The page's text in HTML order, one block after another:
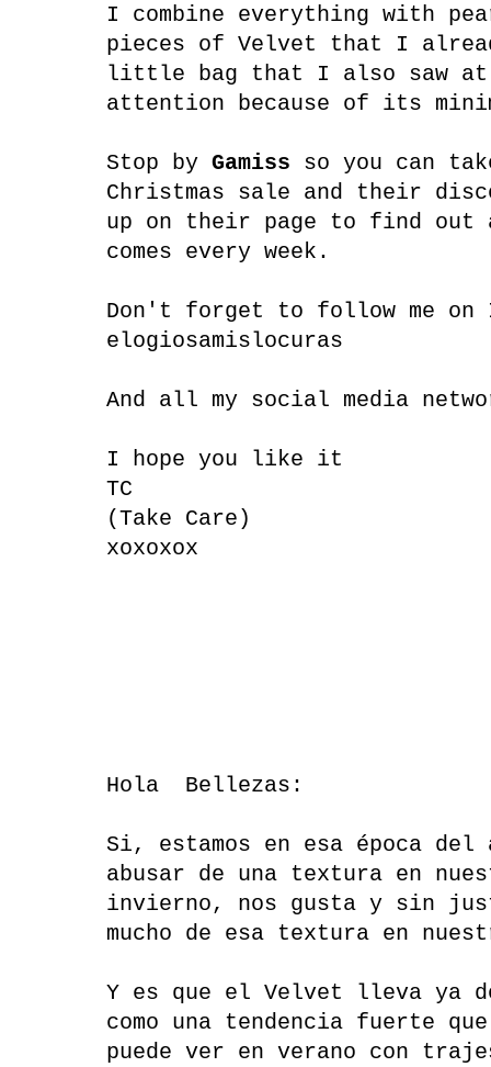
I combine everything with
pieces of Velvet that I
little bag that I also saw at
attention because of its
Stop by Gamiss so you can
Christmas sale and their
up on their page to find out
comes every week.
Don't forget to follow me on
elogiosamislocuras
And all my social media
I hope you like it
TC
(Take Care)
xoxoxox
Hola Bellezas:
Si, estamos en esa época
abusar de una textura en
invierno, nos gusta y sin
mucho de esa textura en
Y es que el Velvet lleva ya
como una tendencia fuerte
puede ver en verano con